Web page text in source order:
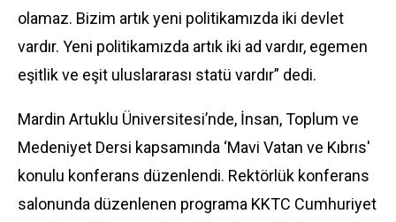
olamaz. Bizim artık yeni politikamızda iki devlet
vardır. Yeni politikamızda artık iki ad vardır, egemen
eşitlik ve eşit uluslararası statü vardır” dedi.
Mardin Artuklu Üniversitesi’nde, İnsan, Toplum ve
Medeniyet Dersi kapsamında ‘Mavi Vatan ve Kıbrıs'
konulu konferans düzenlendi. Rektörlük konferans
salonunda düzenlenen programa KKTC Cumhuriyet